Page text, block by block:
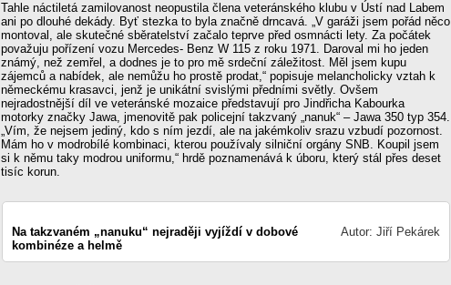
Tahle náctiletá zamilovanost neopustila člena veteránského klubu v Ústí nad Labem
ani po dlouhé dekády. Byť stezka to byla značně drncavá. „V garáži jsem pořád něco
montoval, ale skutečné sběratelství začalo teprve před osmnácti lety. Za počátek
považuju pořízení vozu Mercedes- Benz W 115 z roku 1971. Daroval mi ho jeden
známý, než zemřel, a dodnes je to pro mě srdeční záležitost. Měl jsem kupu
zájemců a nabídek, ale nemůžu ho prostě prodat,“ popisuje melancholicky vztah k
německému krasavci, jenž je unikátní svislými předními světly. Ovšem
nejradostnější díl ve veteránské mozaice představují pro Jindřicha Kabourka
motorky značky Jawa, jmenovitě pak policejní takzvaný „nanuk“ – Jawa 350 typ 354.
„Vím, že nejsem jediný, kdo s ním jezdí, ale na jakémkoliv srazu vzbudí pozornost.
Mám ho v modrobílé kombinaci, kterou používaly silniční orgány SNB. Koupil jsem
si k němu taky modrou uniformu,“ hrdě poznamenává k úboru, který stál přes deset
tisíc korun.
Na takzvaném „nanuku“ nejraději vyjíždí v dobové
kombinéze a helmě
Autor: Jiří Pekárek